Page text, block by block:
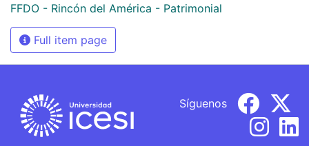
FFDO - Rincón del América - Patrimonial
Full item page
Síguenos